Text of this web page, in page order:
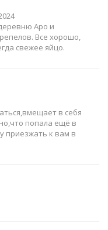
Аро и
Все хорошо,
свежее яйцо.
в себя
попала ещё в
приезжать к вам в